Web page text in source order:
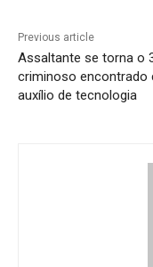
Previous article
Assaltante se torna o
criminoso encontrado
auxílio de tecnologia